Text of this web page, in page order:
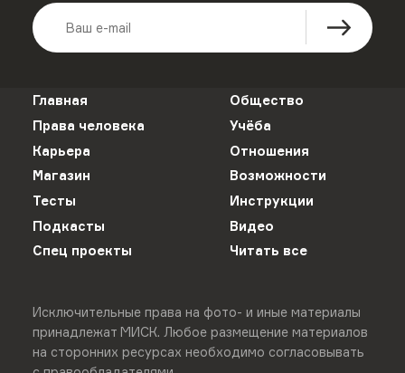
Главная
Общество
Права человека
Учёба
Карьера
Отношения
Магазин
Возможности
Тесты
Инструкции
Подкасты
Видео
Спец проекты
Читать все
Исключительные права на фото- и иные материалы
принадлежат МИСК. Любое размещение материалов
на сторонних ресурсах необходимо согласовывать